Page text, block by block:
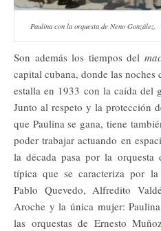
Paulina con la orquesta de Neno
Son además los tiempos del
capital cubana, donde las
estalla en 1933 con la caída del
Junto al respeto y la protección
que Paulina se gana, tiene
poder trabajar actuando en
la década pasa por la orquesta
típica que se caracteriza por la
Pablo Quevedo, Alfredito
Aroche y la única mujer:
las orquestas de Ernesto